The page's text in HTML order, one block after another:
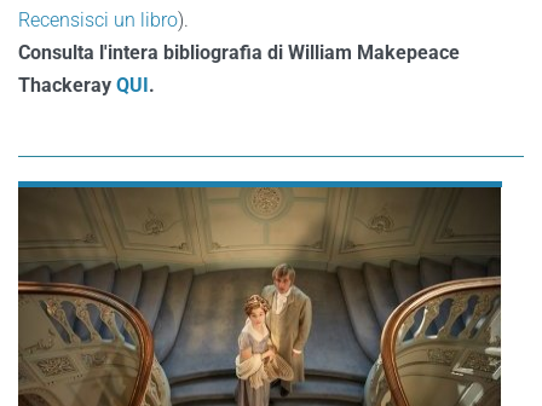
Recensisci un libro).
Consulta l'intera bibliografia di William Makepeace
Thackeray QUI.